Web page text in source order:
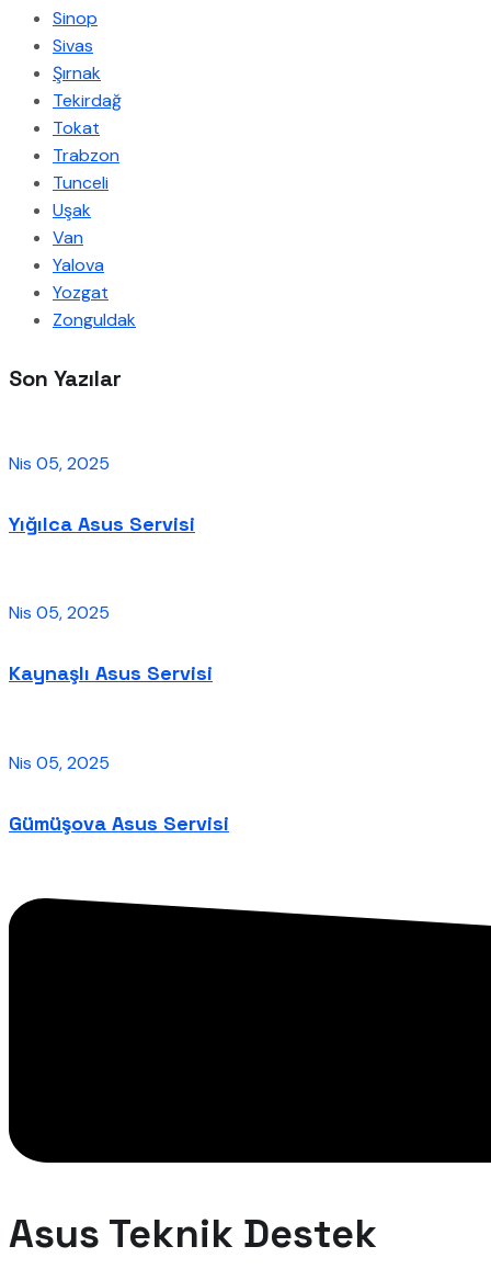
Sinop
Sivas
Şırnak
Tekirdağ
Tokat
Trabzon
Tunceli
Uşak
Van
Yalova
Yozgat
Zonguldak
Son Yazılar
Nis 05, 2025
Yığılca Asus Servisi
Nis 05, 2025
Kaynaşlı Asus Servisi
Nis 05, 2025
Gümüşova Asus Servisi
Asus Teknik Destek